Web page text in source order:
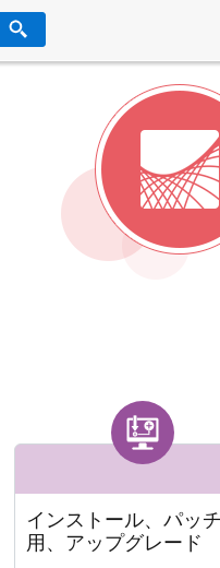
インストール、パッ
用、アップグレード